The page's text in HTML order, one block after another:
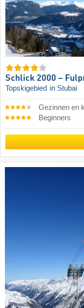
Schlick 2000 –
Topskigebied in Stubai
Gezinnen en
Beginners